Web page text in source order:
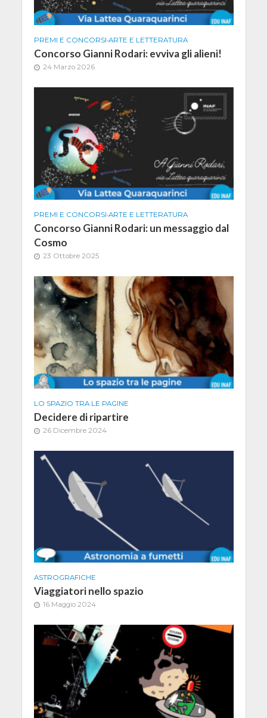
PREMI E CONCORSI•ARTE E LETTERATURA
Concorso Gianni Rodari: evviva gli alieni!
24 Marzo 2026
PREMI E CONCORSI•ARTE E LETTERATURA
Concorso Gianni Rodari: un messaggio dal
Cosmo
23 Ottobre 2025
LO SPAZIO TRA LE PAGINE
Decidere di ripartire
26 Dicembre 2024
ASTROGRAFICHE
Viaggiatori nello spazio
16 Maggio 2024